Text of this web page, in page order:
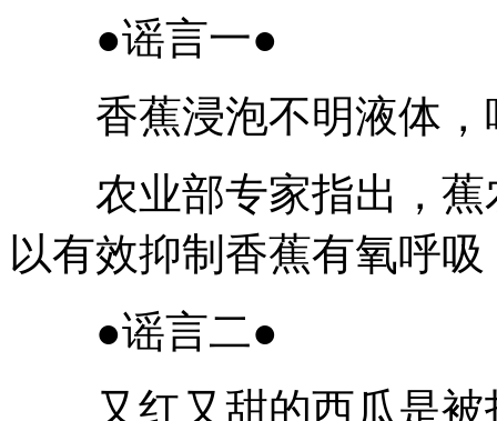
●谣言一●
香蕉浸泡不明液体，
农业部专家指出，蕉
以有效抑制香蕉有氧呼
●谣言二●
又红又甜的西瓜是被